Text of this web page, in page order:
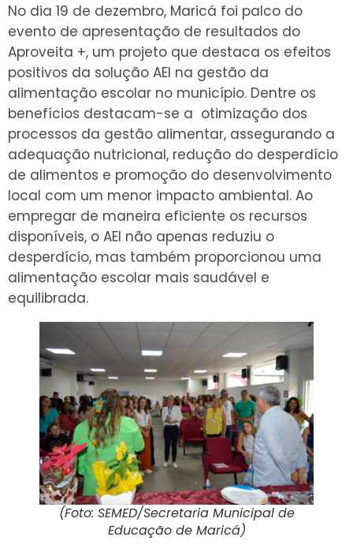
No dia 19 de dezembro, Maricá foi palco do
evento de apresentação de resultados do
Aproveita +, um projeto que destaca os efeitos
positivos da solução AEI na gestão da
alimentação escolar no município. Dentre os
benefícios destacam-se a otimização dos
processos da gestão alimentar, assegurando a
adequação nutricional, redução do desperdício
de alimentos e promoção do desenvolvimento
local com um menor impacto ambiental. Ao
empregar de maneira eficiente os recursos
disponíveis, o AEI não apenas reduziu o
desperdício, mas também proporcionou uma
alimentação escolar mais saudável e
equilibrada.
(Foto: SEMED/Secretaria Municipal de
Educação de Maricá)